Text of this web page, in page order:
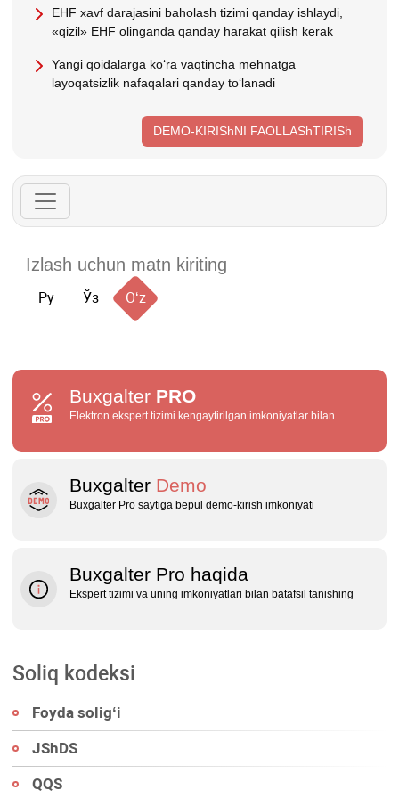
EHF хavf darajasini baholash tizimi qanday ishlaydi,
«qizil» EHF olinganda qanday harakat qilish kerak
Yangi qoidalarga koʻra vaqtincha mehnatga
layoqatsizlik nafaqalari qanday toʻlanadi
DEMO-KIRIShNI FAOLLAShTIRISh
Ру Ўз Oʻz
Buxgalter PRO
Elektron ekspert tizimi kengaytirilgan imkoniyatlar bilan
Buxgalter Demo
Buxgalter Pro saytiga bepul demo‑kirish imkoniyati
Buxgalter Pro haqida
Ekspert tizimi va uning imkoniyatlari bilan batafsil tanishing
Soliq kodeksi
Foyda soligʻi
JShDS
QQS